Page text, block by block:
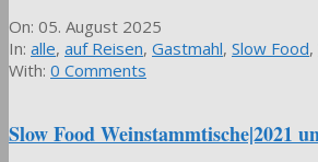
2025-
08-
05
On: 05. August 2025
In: alle, auf Reisen, Gastmahl, Slow Food,
With: 0 Comments
Slow Food Weinstammtische|2021